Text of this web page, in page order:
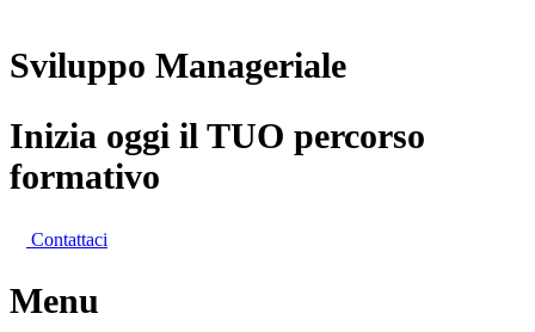
Sviluppo Manageriale
Inizia oggi il TUO percorso
formativo
Contattaci
Menu